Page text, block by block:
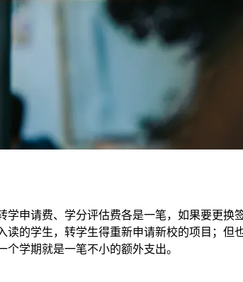
申请费、学分评估费各是一笔，如果要更
的学生，转学生得重新申请新校的项目；
学期就是一笔不小的额外支出。